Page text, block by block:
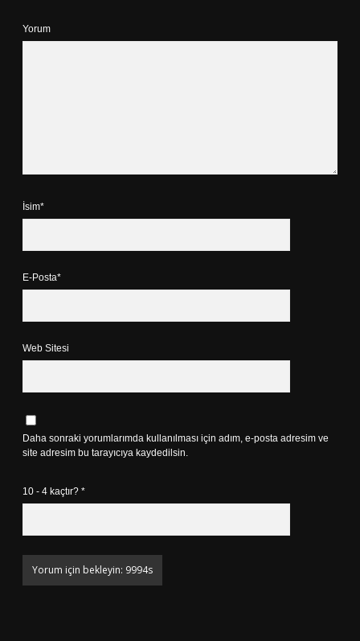
Yorum
İsim*
E-Posta*
Web Sitesi
Daha sonraki yorumlarımda kullanılması için adım, e-posta adresim ve
site adresim bu tarayıcıya kaydedilsin.
10 - 4 kaçtır? *